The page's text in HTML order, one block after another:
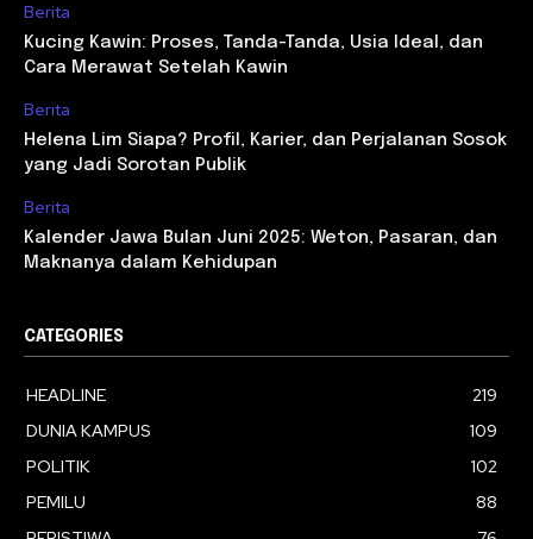
Berita
Kucing Kawin: Proses, Tanda-Tanda, Usia Ideal, dan
Cara Merawat Setelah Kawin
Berita
Helena Lim Siapa? Profil, Karier, dan Perjalanan Sosok
yang Jadi Sorotan Publik
Berita
Kalender Jawa Bulan Juni 2025: Weton, Pasaran, dan
Maknanya dalam Kehidupan
CATEGORIES
HEADLINE
219
DUNIA KAMPUS
109
POLITIK
102
PEMILU
88